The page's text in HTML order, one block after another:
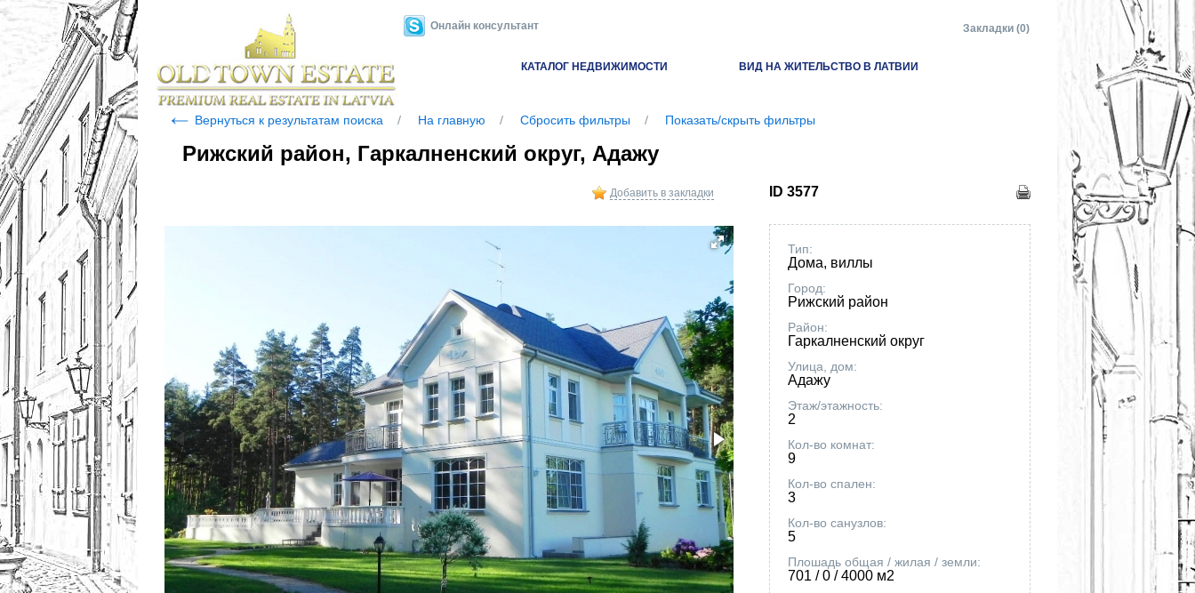
Онлайн консультант Закладки (0)
КАТАЛОГ НЕДВИЖИМОСТИ ВИД НА ЖИТЕЛЬСТВО В ЛАТВИИ
Вернуться к результатам поиска На главную Сбросить фильтры Показать/скрыть фильтры
Рижский район, Гаркалненский округ, Адажу
Добавить в закладки ID 3577
Тип:
Дома, виллы
Город:
Рижский район
Район:
Гаркалненский округ
Улица , дом:
Адажу
Этаж/этажность:
2
Кол-во комнат:
9
Кол-во спален:
3
Кол-во санузлов:
5
Плошадь общая / жилая / земли:
701 / 0 / 4000 м2